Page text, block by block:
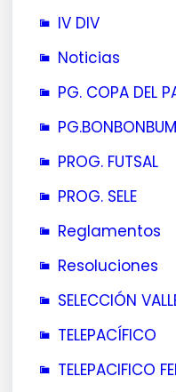
IV DIV
Noticias
PG. COPA DEL
PG.BONBONBUM
PROG. FUTSAL
PROG. SELE
Reglamentos
Resoluciones
SELECCIÓN
TELEPACÍFICO
TELEPACIFICO